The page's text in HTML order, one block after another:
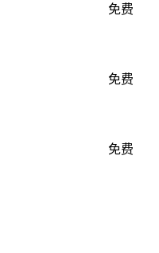
免费
免费
免费